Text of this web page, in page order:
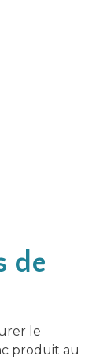
de
le
produit au